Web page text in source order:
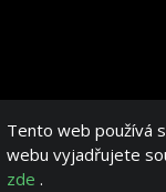
Tento web používá
webu vyjadřujete
zde .